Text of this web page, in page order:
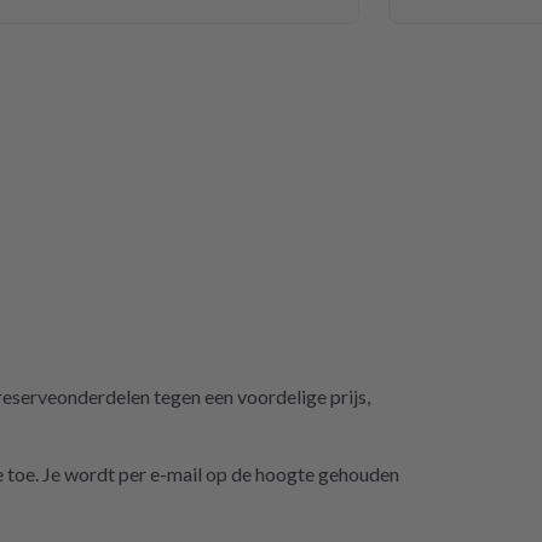
tegen een voordelige prijs,
Je wordt per e-mail op de hoogte gehouden